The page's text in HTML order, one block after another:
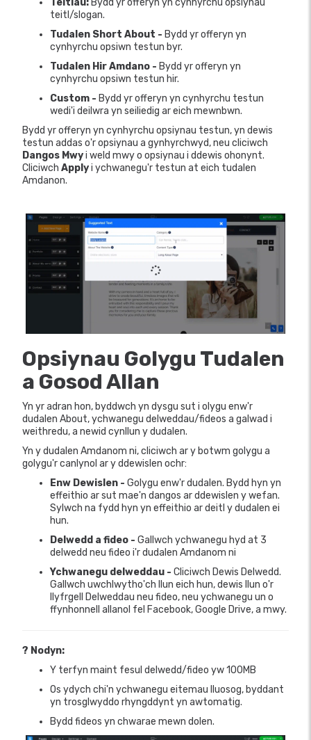
Teitlau: Bydd yr offeryn yn cynhyrchu opsiynau
teitl/slogan.
Tudalen Short About - Bydd yr offeryn yn
cynhyrchu opsiwn testun byr.
Tudalen Hir Amdano - Bydd yr offeryn yn
cynhyrchu opsiwn testun hir.
Custom - Bydd yr offeryn yn cynhyrchu testun
wedi'i deilwra yn seiliedig ar eich mewnbwn.
Bydd yr offeryn yn cynhyrchu opsiynau testun, yn dewis
testun addas o'r opsiynau a gynhyrchwyd, neu cliciwch
Dangos Mwyi weld mwy o opsiynau i ddewis ohonynt.
Cliciwch Applyi ychwanegu'r testun at eich tudalen
Amdanon.
Opsiynau Golygu Tudalen
a Gosod Allan
Yn yr adran hon, byddwch yn dysgu sut i olygu enw'r
dudalen About, ychwanegu delweddau/fideos a galwad i
weithredu, a newid cynllun y dudalen.
Yn y dudalen Amdanom ni, cliciwch ar y botwm golygu a
golygu'r canlynol ar y ddewislen ochr:
Enw Dewislen - Golygu enw'r dudalen. Bydd hyn yn
effeithio ar sut mae'n dangos ar ddewislen y wefan.
Sylwch na fydd hyn yn effeithio ar deitl y dudalen ei
hun.
Delwedd a fideo - Gallwch ychwanegu hyd at 3
delwedd neu fideo i'r dudalen Amdanom ni
Ychwanegu delweddau - Cliciwch Dewis Delwedd.
Gallwch uwchlwytho'ch llun eich hun, dewis llun o'r
llyfrgell Delweddau neu fideo, neu ychwanegu un o
ffynhonnell allanol fel Facebook, Google Drive, a mwy.
? Nodyn:
Y terfyn maint fesul delwedd/fideo yw 100MB
Os ydych chi'n ychwanegu eitemau lluosog, byddant
yn trosglwyddo rhyngddynt yn awtomatig.
Bydd fideos yn chwarae mewn dolen.